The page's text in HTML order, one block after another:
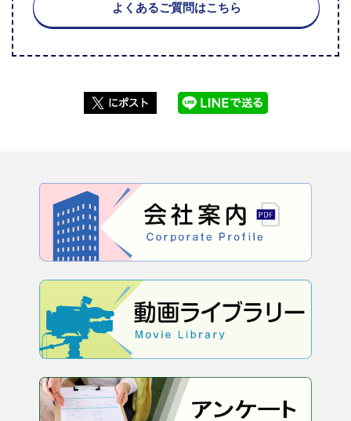
よくあるご質問はこちら